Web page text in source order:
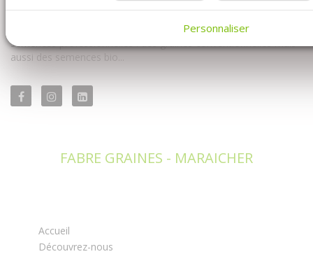
Vous y trouverez à la fois notre univers conventionnel mais
également notre univers biologique. Avec un très large choix de
semences professionnelles : des graines conventionnelles mais
aussi des semences bio...
FABRE GRAINES - MARAICHER
Accueil
Découvrez-nous
Personnaliser